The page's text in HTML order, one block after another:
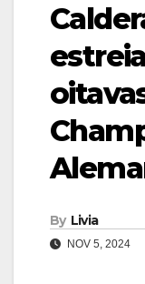
By Livia
NOV 5, 2024